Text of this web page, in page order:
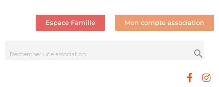
Espace Famille Mon compte association